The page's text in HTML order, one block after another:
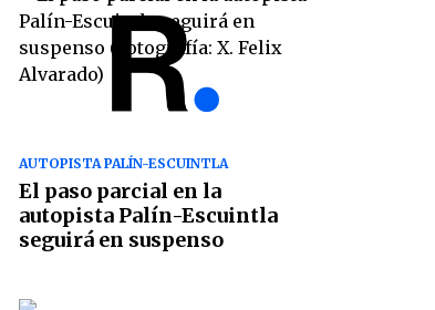
AUTOPISTA PALÍN-ESCUINTLA
El paso parcial en la
autopista Palín-Escuintla
seguirá en suspenso